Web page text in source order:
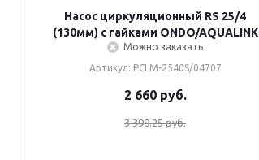
Насос циркуляционный RS 25/4
(130мм) с гайками ONDO/AQUALINK
Можно заказать
Артикул: PCLM-2540S/04707
2 660руб.
3 398.25 руб.